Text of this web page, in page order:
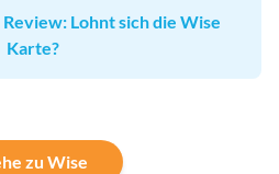
Lohnt sich die Wise
Karte?
zu Wise